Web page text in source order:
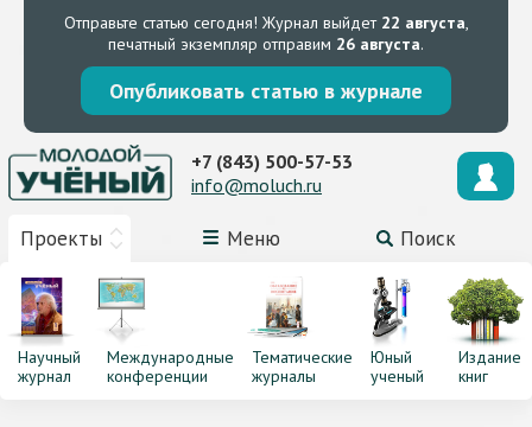
Отправьте статью сегодня! Журнал выйдет 22 августа,
печатный экземпляр отправим 26 августа.
Опубликовать статью в журнале
Проекты Меню Поиск
+7 (843) 500-57-53
info@moluch.ru
Научный
журнал
Международные
конференции
Тематические
журналы
Юный
ученый
Издание
книг